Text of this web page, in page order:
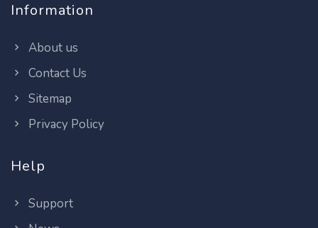
Information
About us
Contact Us
Sitemap
Privacy Policy
Help
Support